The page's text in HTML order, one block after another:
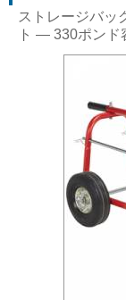
ストレージバッ
ト — 330ポンド